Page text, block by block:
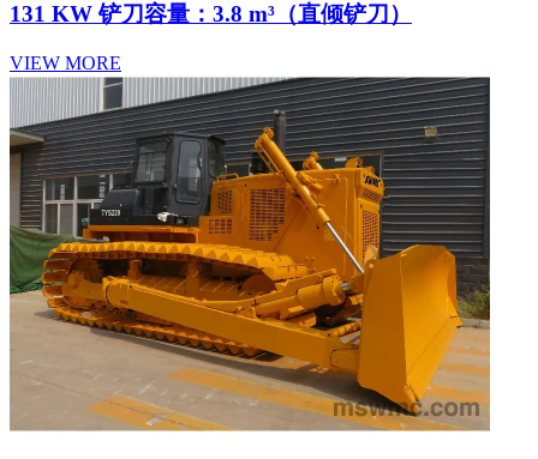
131 KW 铲刀容量：3.8 m³（直倾铲刀）
VIEW MORE